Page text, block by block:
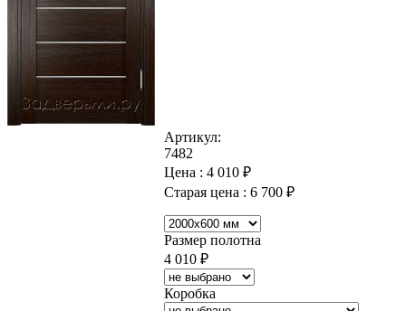
Артикул:
7482
Цена : 4 010 ₽
Старая цена : 6 700 ₽
Размер полотна
4 010 ₽
Коробка